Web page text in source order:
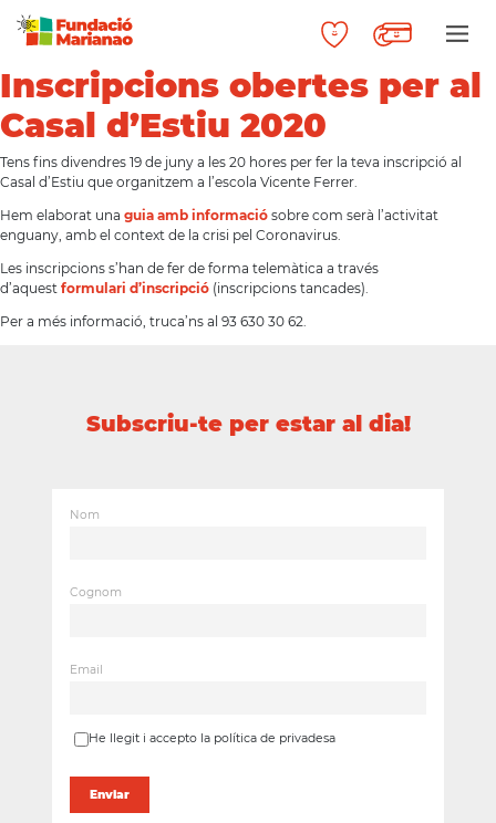
Inscripcions obertes per al
Casal d’Estiu 2020
Tens fins divendres 19 de juny a les 20 hores per fer la teva inscripció al
Casal d’Estiu que organitzem a l’escola Vicente Ferrer.
Hem elaborat una guia amb informació sobre com serà l’activitat
enguany, amb el context de la crisi pel Coronavirus.
Les inscripcions s’han de fer de forma telemàtica a través
d’aquest formulari d’inscripció (inscripcions tancades).
Per a més informació, truca’ns al 93 630 30 62.
Subscriu-te per estar al dia!
Nom
Cognom
Email
He llegit i accepto la política de privadesa